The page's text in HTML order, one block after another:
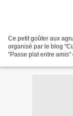
Ce petit goûter aux
organisé par le blog
"Passe plat entre